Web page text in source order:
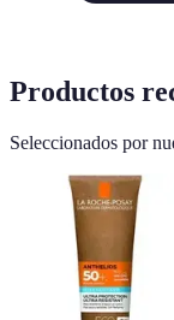
Productos
Seleccionados por